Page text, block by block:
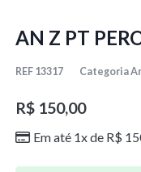
AN Z PT
REF 13317 Categoria
R$150,00
Em até 1x de R$